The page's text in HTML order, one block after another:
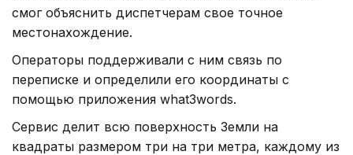
смог объяснить диспетчерам свое точное
местонахождение.
Операторы поддерживали с ним связь по
переписке и определили его координаты с
помощью приложения what3words.
Сервис делит всю поверхность Земли на
квадраты размером три на три метра, каждому из